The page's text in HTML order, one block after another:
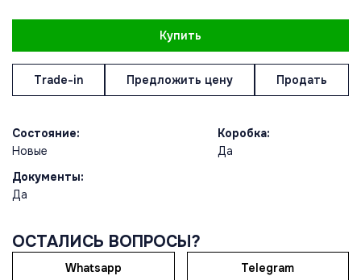
Купить
Trade-in Предложить цену Продать
Состояние:
Новые
Коробка:
Да
Документы:
Да
ОСТАЛИСЬ ВОПРОСЫ?
Whatsapp Telegram